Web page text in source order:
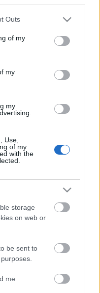
one or more Google
You may click to
its third-party tags to
in below Google
Outs
of my
my
my
Use,
of my
with the
storage
on web or
be sent to
me
fele pénzüket
neje a Buda-Cash
udvari videós
mekkorát fognak
facsés rajongótábor.
vége a
üzletember akart
fallikus
kiscsávó: azt hitte,
a